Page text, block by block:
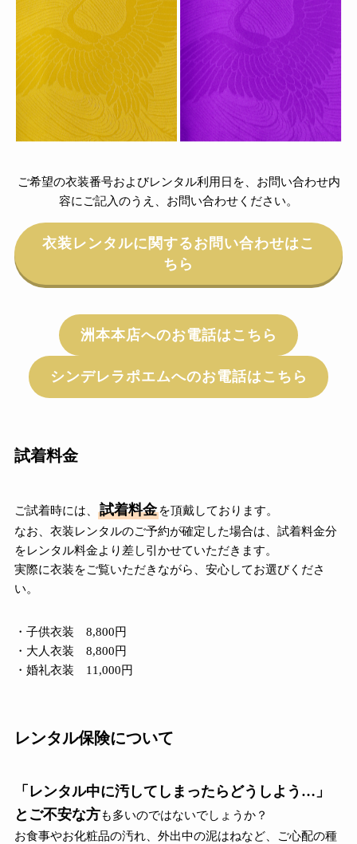
ご希望の衣装番号およびレンタル利用日を、お問い合わせ内
容にご記入のうえ、お問い合わせください。
衣装レンタルに関するお問い合わせはこ
ちら
洲本本店へのお電話はこちら
シンデレラポエムへのお電話はこちら
試着料金
ご試着時には、 試着料金を頂戴しております。
なお、衣装レンタルのご予約が確定した場合は、試着料金分
をレンタル料金より差し引かせていただきます。
実際に衣装をご覧いただきながら、安心してお選びくださ
い。
・子供衣装 8,800円
・大人衣装 8,800円
・婚礼衣装 11,000円
レンタル保険について
「レンタル中に汚してしまったらどうしよう…」
とご不安な方も多いのではないでしょうか？
お食事やお化粧品の汚れ、外出中の泥はねなど、ご心配の種